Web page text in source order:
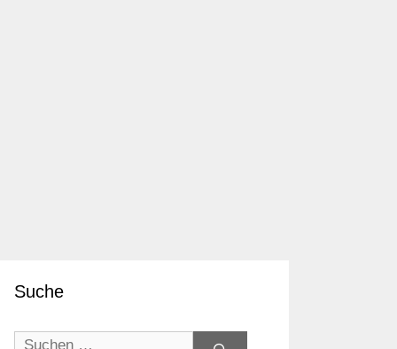
Suche
Suchen